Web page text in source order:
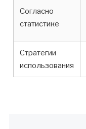
Согласно
статистике
Стратегии
использования